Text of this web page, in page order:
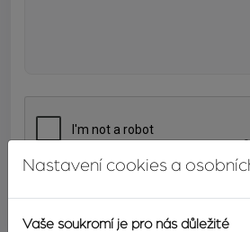
Nastavení cookies a
Vaše soukromí je pro nás důležité